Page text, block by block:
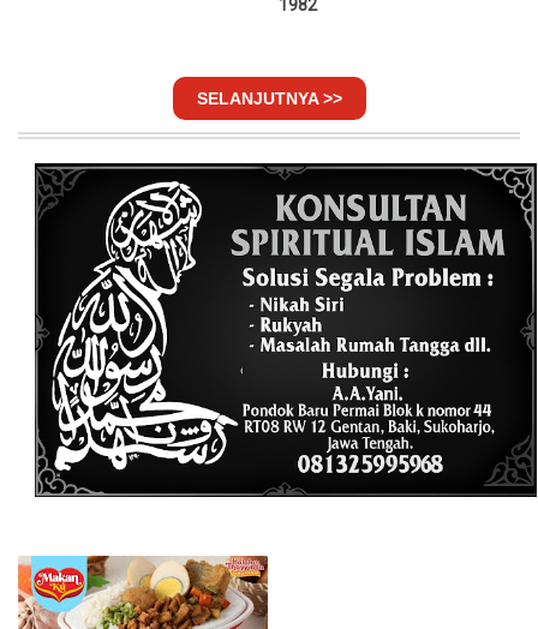
1982
SELANJUTNYA >>